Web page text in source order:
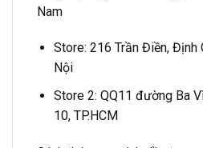
Nam
Store: 216 Trần Điền, Định
Nội
Store 2: QQ11 đường Ba
10, TP.HCM